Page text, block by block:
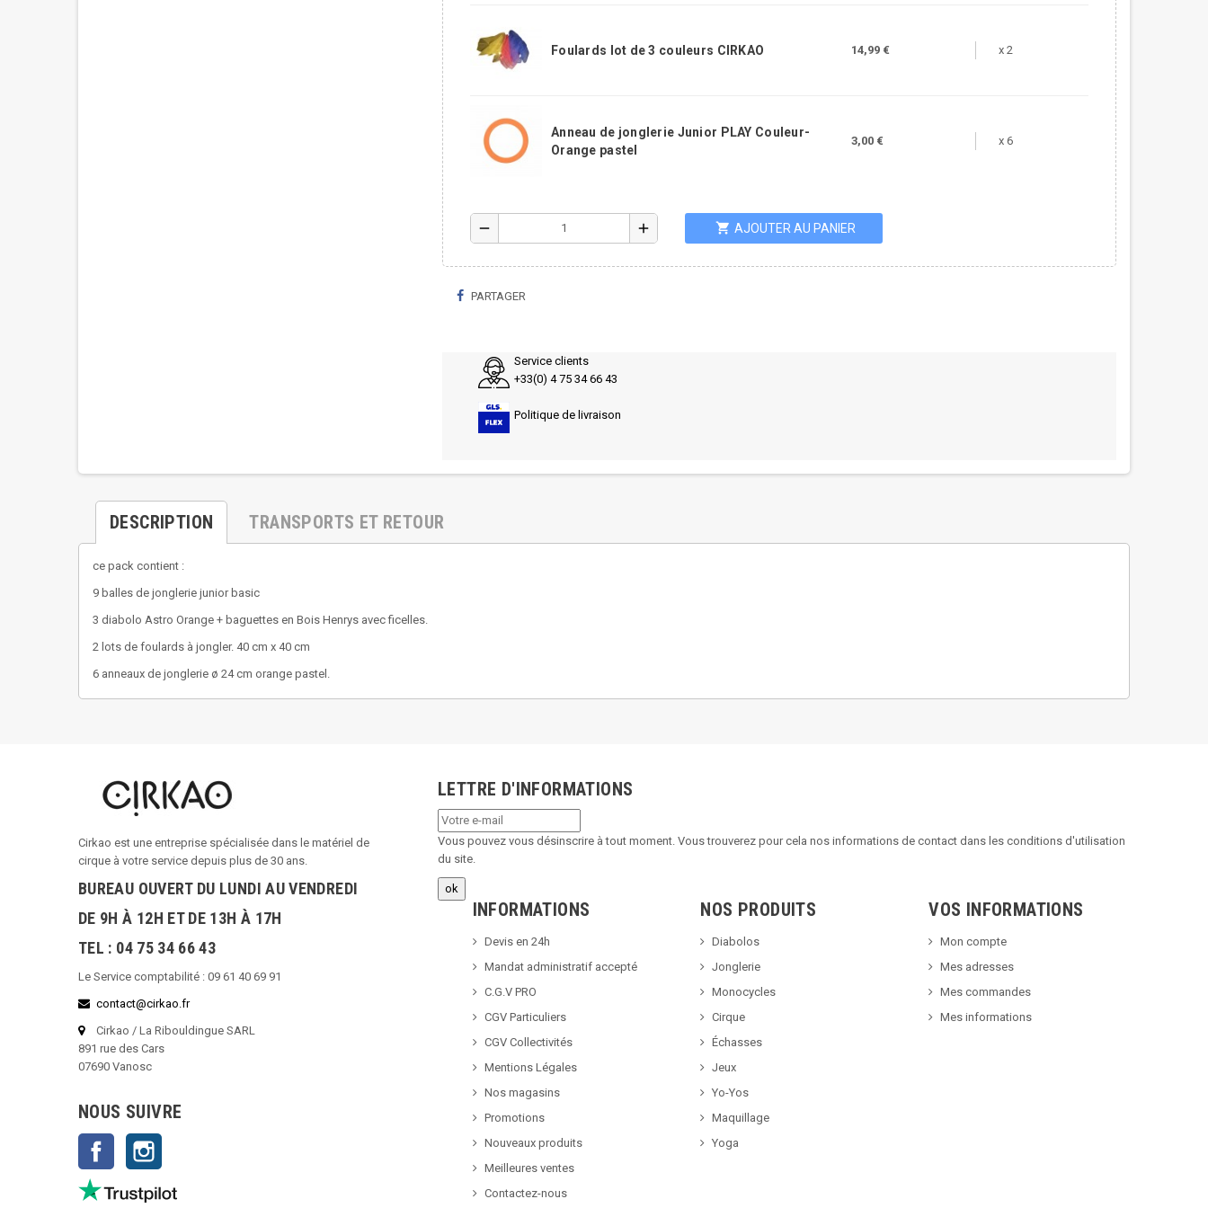
Foulards lot de 3 couleurs CIRKAO 14,99 € x 2
Anneau de jonglerie Junior PLAY Couleur-
Orange pastel
3,00 € x 6
remove add shopping_cart AJOUTER AU PANIER
PARTAGER
Service clients
+33(0) 4 75 34 66 43
Politique de livraison
DESCRIPTION TRANSPORTS ET RETOUR
ce pack contient :
9 balles de jonglerie junior basic
3 diabolo Astro Orange + baguettes en Bois Henrys avec ficelles.
2 lots de foulards à jongler. 40 cm x 40 cm
6 anneaux de jonglerie ø 24 cm orange pastel.
Cirkao est une entreprise spécialisée dans le matériel de
cirque à votre service depuis plus de 30 ans.
BUREAU OUVERT DU LUNDI AU VENDREDI
DE 9H À 12H ET DE 13H À 17H
TEL : 04 75 34 66 43
Le Service comptabilité : 09 61 40 69 91
contact@cirkao.fr
Cirkao / La Ribouldingue SARL
891 rue des Cars
07690 Vanosc
NOUS SUIVRE
Facebook
LETTRE D'INFORMATIONS
Vous pouvez vous désinscrire à tout moment. Vous trouverez pour cela nos informations de contact dans les conditions d'utilisation
du site.
INFORMATIONS
Devis en 24h
Mandat administratif accepté
C.G.V PRO
CGV Particuliers
CGV Collectivités
Mentions Légales
Nos magasins
Promotions
Nouveaux produits
Meilleures ventes
Contactez-nous
NOS PRODUITS
Diabolos
Jonglerie
Monocycles
Cirque
Échasses
Jeux
Yo-Yos
Maquillage
Yoga
VOS INFORMATIONS
Mon compte
Mes adresses
Mes commandes
Mes informations